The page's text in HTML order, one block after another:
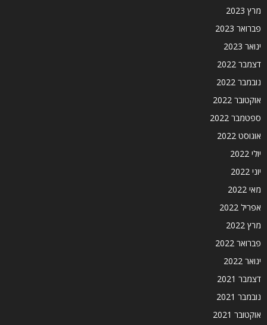
מרץ 2023
פברואר 2023
ינואר 2023
דצמבר 2022
נובמבר 2022
אוקטובר 2022
ספטמבר 2022
אוגוסט 2022
יולי 2022
יוני 2022
מאי 2022
אפריל 2022
מרץ 2022
פברואר 2022
ינואר 2022
דצמבר 2021
נובמבר 2021
אוקטובר 2021